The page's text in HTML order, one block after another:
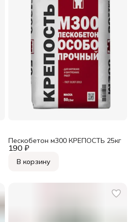
190 ₽
Пескобетон м300 КРЕПОСТЬ 25кг
В корзину